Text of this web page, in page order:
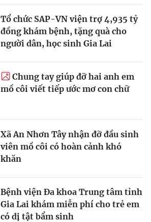
Tổ chức SAP-VN viện trợ 4,935 tỷ
đồng khám bệnh, tặng quà cho
người dân, học sinh Gia Lai
Chung tay giúp đỡ hai anh em
mồ côi viết tiếp ước mơ con chữ
Xã An Nhơn Tây nhận đỡ đầu sinh
viên mồ côi có hoàn cảnh khó
khăn
Bệnh viện Đa khoa Trung tâm tỉnh
Gia Lai khám miễn phí cho trẻ em
có dị tật bẩm sinh